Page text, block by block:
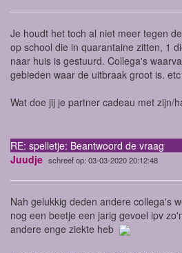
Je houdt het toch al niet meer tegen
op school die in quarantaine zitten, 1
naar huis is gestuurd. Collega's
gebieden waar de uitbraak groot is. etc
Wat doe jij je partner cadeau met zijn/
RE: spelletje: Beantwoord de vraag
Juudje schreef op: 03-03-2020 20:12:48
Nah gelukkig deden andere collega's
nog een beetje een jarig gevoel ipv
andere enge ziekte heb